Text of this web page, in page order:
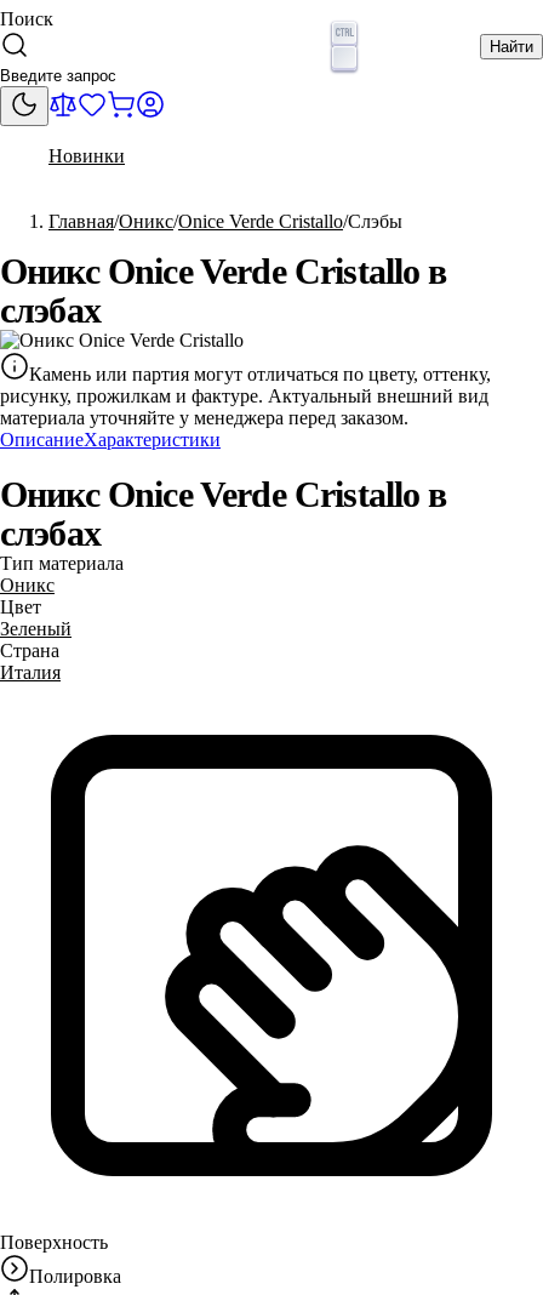
Поиск
Найти
Новинки
Главная Оникс Onice Verde Cristallo Слэбы
Оникс Onice Verde Cristallo в
слэбах
Камень или партия могут отличаться по цвету, оттенку,
рисунку, прожилкам и фактуре. Актуальный внешний вид
материала уточняйте у менеджера перед заказом.
ОписаниеХарактеристики
Оникс Onice Verde Cristallo в
слэбах
Тип материала
Оникс
Цвет
Зеленый
Страна
Италия
Поверхность
Полировка